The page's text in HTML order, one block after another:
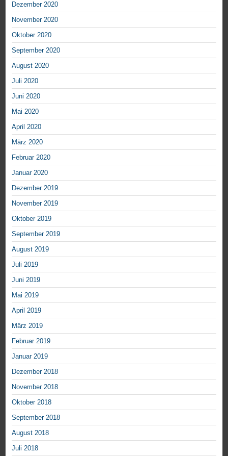
Dezember 2020
November 2020
Oktober 2020
September 2020
August 2020
Juli 2020
Juni 2020
Mai 2020
April 2020
März 2020
Februar 2020
Januar 2020
Dezember 2019
November 2019
Oktober 2019
September 2019
August 2019
Juli 2019
Juni 2019
Mai 2019
April 2019
März 2019
Februar 2019
Januar 2019
Dezember 2018
November 2018
Oktober 2018
September 2018
August 2018
Juli 2018